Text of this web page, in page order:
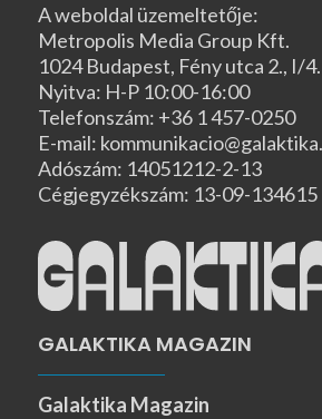
A weboldal üzemeltetője:
Metropolis Media Group Kft.
1024 Budapest, Fény utca 2., I/4.
Nyitva: H-P 10:00-16:00
Telefonszám: +36 1 457-0250
E-mail:
Adószám: 14051212-2-13
Cégjegyzékszám: 13-09-134615
GALAKTIKA MAGAZIN
Galaktika Magazin